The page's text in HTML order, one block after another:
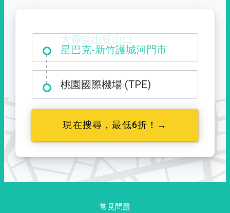
大霸尖山登山口
桃園國際機場 (TPE)
現在搜尋，最低6折！→
常見問題